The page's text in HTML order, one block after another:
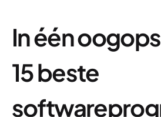
In één
15 beste